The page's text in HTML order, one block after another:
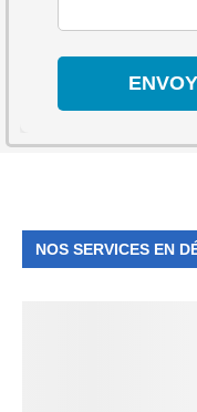
NOS SERVICES EN